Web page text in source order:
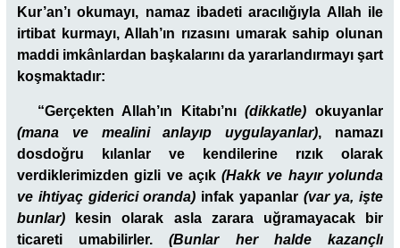
Kur’an’ı okumayı, namaz ibadeti aracılığıyla Allah ile
irtibat kurmayı, Allah’ın rızasını umarak sahip olunan
maddi imkânlardan başkalarını da yararlandırmayı şart
koşmaktadır:
“Gerçekten Allah’ın Kitabı’nı(dikkatle) okuyanlar
(mana ve mealini anlayıp uygulayanlar), namazı
dosdoğru kılanlar ve kendilerine rızık olarak
verdiklerimizden gizli ve açık(Hakk ve hayır yolunda
ve ihtiyaç giderici oranda) infak yapanlar (var ya, işte
bunlar) kesin olarak asla zarara uğramayacak bir
ticareti umabilirler.(Bunlar her halde kazançlı